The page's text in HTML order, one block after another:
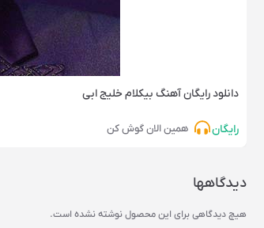
دانلود رایگان آهنگ‌ بیکلام خلیج ابی
رایگان همین الان گوش کن
دیدگاهها
هیچ دیدگاهی برای این محصول نوشته نشده است.